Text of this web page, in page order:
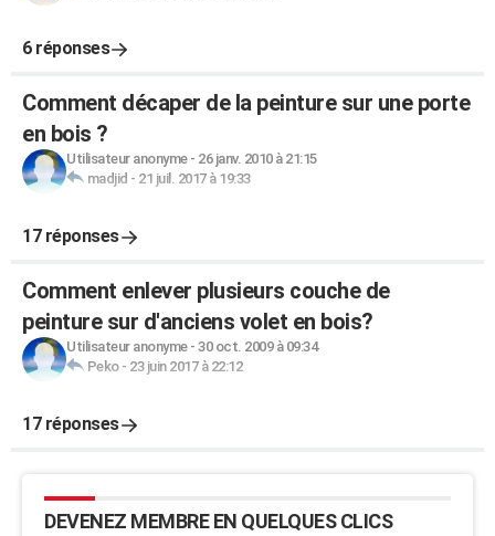
6 réponses
Comment décaper de la peinture sur une porte
en bois ?
Utilisateur anonyme- 26 janv. 2010 à 21:15
madjid - 21 juil. 2017 à 19:33
17 réponses
Comment enlever plusieurs couche de
peinture sur d'anciens volet en bois?
Utilisateur anonyme- 30 oct. 2009 à 09:34
Peko- 23 juin 2017 à 22:12
17 réponses
DEVENEZ MEMBRE EN QUELQUES CLICS